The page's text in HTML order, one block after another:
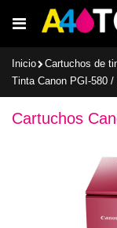
al
Inicio Cartuchos de
Tinta Canon PGI-580 /
Cartuchos